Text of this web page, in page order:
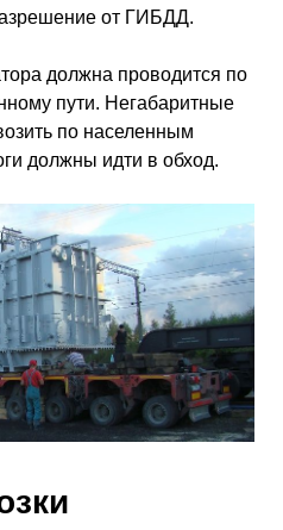
от ГИБДД.
должна проводится по
пути. Негабаритные
по населенным
должны идти в обход.